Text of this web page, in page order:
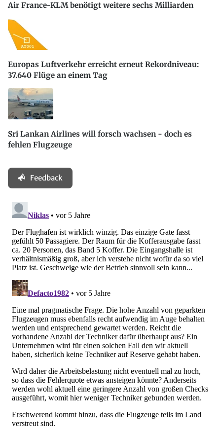
Air France-KLM benötigt weitere sechs Milliarden
Europas Luftverkehr erreicht erneut Rekordniveau:
37.640 Flüge an einem Tag
Sri Lankan Airlines will forsch wachsen - doch es
fehlen Flugzeuge
Feedback